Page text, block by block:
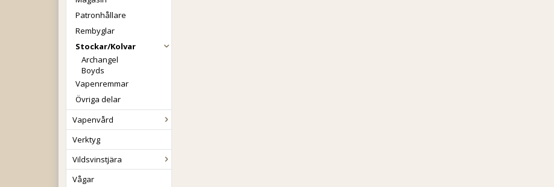
Patronhållare
Rembyglar
Stockar/Kolvar
Archangel
Boyds
Vapenremmar
Övriga delar
Vapenvård
Verktyg
Vildsvinstjära
Vågar